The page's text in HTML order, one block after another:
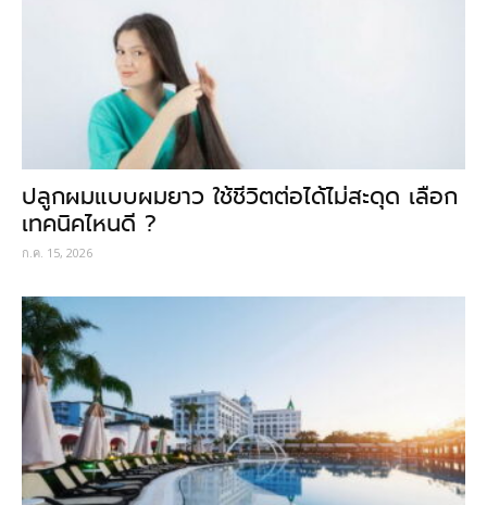
ปลูกผมแบบผมยาว ใช้ชีวิตต่อได้ไม่สะดุด เลือก
เทคนิคไหนดี ?
ก.ค. 15, 2026